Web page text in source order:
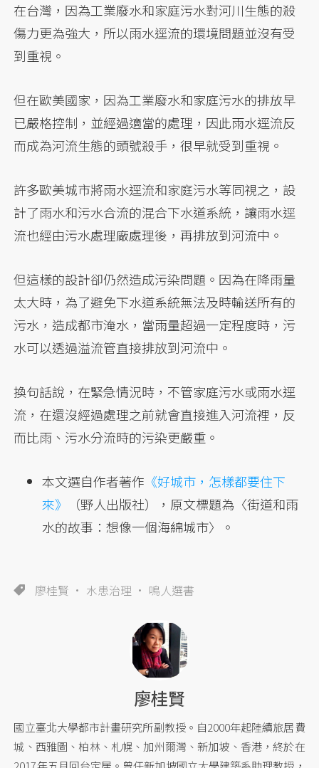
在台灣，因為工業廢水和家庭污水對河川生態的殺
傷力更為強大，所以雨水逕流的環境問題並沒有受
到重視。
但在歐美國家，因為工業廢水和家庭污水的排放早
已嚴格控制，並經過適當的處理，因此雨水逕流反
而成為河流生態的頭號殺手，很早就受到重視。
許多歐美城市將雨水逕流和家庭污水等同視之，設
計了雨水和污水合流的混合下水道系統，讓雨水逕
流也經由污水處理廠處理後，再排放到河流中。
但這樣的設計卻仍然造成污染問題。因為在降雨量
太大時，為了避免下水道系統無法及時輸送所有的
污水，造成都市淹水，當雨量超過一定程度時，污
水可以透過溢流管直接排放到河流中。
換句話說，在緊急情況時，不管家庭污水或雨水逕
流，在還沒經過處理之前就會直接進入河流裡，反
而比雨、污水分流時的污染更嚴重。
本文選自作者著作 《好城市，怎樣都要住下
來》
（野人出版社），原文標題為〈街道和雨
水的故事：想像一個海綿城市〉。
廖桂賢 水患治理 鳴人選書
廖桂賢
國立臺北大學都市計畫研究所副教授。自2000年起陸續旅居費
城、西雅圖、柏林、札幌、加州爾灣、新加坡、香港，終於在